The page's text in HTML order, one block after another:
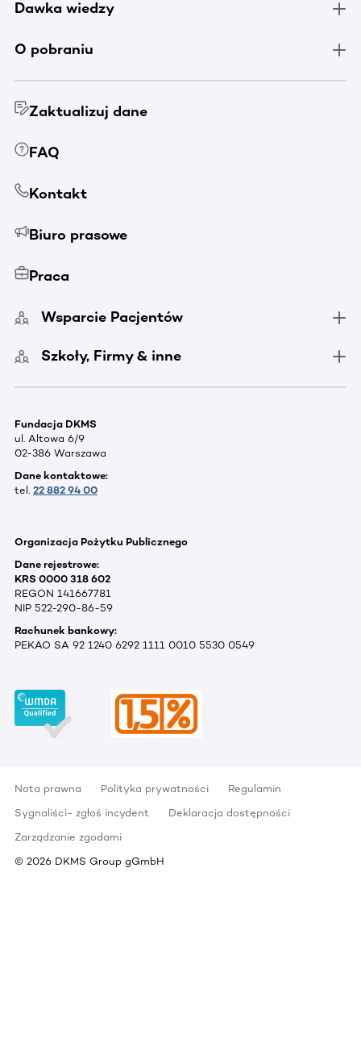
Dawka wiedzy
O pobraniu
Zaktualizuj dane
FAQ
Kontakt
Biuro prasowe
Praca
Wsparcie Pacjentów
Szkoły, Firmy & inne
Fundacja DKMS
ul. Altowa 6/9
02-386 Warszawa
Dane kontaktowe:
tel. 22 882 94 00
Organizacja Pożytku Publicznego
Dane rejestrowe:
KRS 0000 318 602
REGON 141667781
NIP 522-290-86-59
Rachunek bankowy:
PEKAO SA 92 1240 6292 1111 0010 5530 0549
Nota prawna Polityka prywatności
Regulamin
Sygnaliści- zgłoś incydent
Deklaracja dostępności
Zarządzanie zgodami
© 2026 DKMS Group gGmbH